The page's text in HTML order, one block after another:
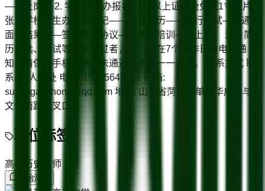
——上岗。 2. 学校招生办报名 携带以上证件及免冠1寸照片1
张到学校招生办报名登记——遴选简历——进行面试——通知
面试结果——签订聘用协议——岗前培训——上岗。 注：简
历遴选、面试等环节通过者，我们将在7个工作日内电话通
知，请保持手机畅通，未通过者不再一一通知。 联系方式 联
系人: 人事处 电话: 15315649211 邮箱:
sujiaogaozhong@qq.com 地址: 山东省菏泽市单县华成路与
文化南路交叉口
职位标签
高中历史教师
开始沟通